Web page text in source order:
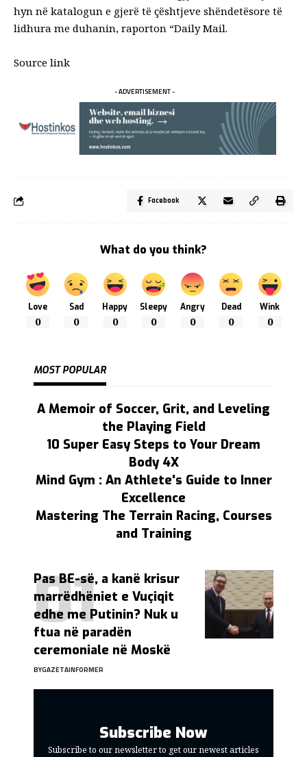
hyn në katalogun e gjerë të çështjeve shëndetësore të
lidhura me duhanin, raporton “Daily Mail.
Source link
- ADVERTISEMENT -
Facebook
What do you think?
Love
0
Sad
0
Happy
0
Sleepy
0
Angry
0
Dead
0
Wink
0
MOST POPULAR
A Memoir of Soccer, Grit, and Leveling
the Playing Field
10 Super Easy Steps to Your Dream
Body 4X
Mind Gym : An Athlete's Guide to Inner
Excellence
Mastering The Terrain Racing, Courses
and Training
Pas BE-së, a kanë krisur
marrëdhëniet e Vuçiqit
edhe me Putinin? Nuk u
ftua në paradën
ceremoniale në Moskë
BYGAZETAINFORMER
Subscribe Now
Subscribe to our newsletter to get our newest articles